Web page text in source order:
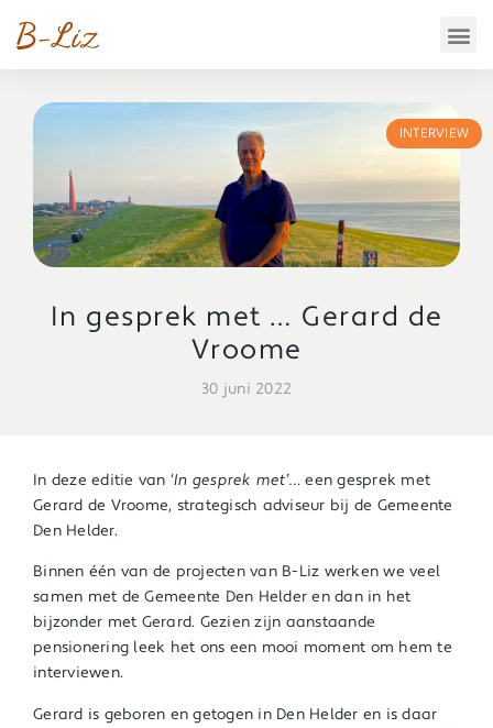
INTERVIEW
In gesprek met … Gerard de
Vroome
30 juni 2022
In deze editie van ‘In gesprek met’… een gesprek met
Gerard de Vroome, strategisch adviseur bij de Gemeente
Den Helder.
Binnen één van de projecten van B-Liz werken we veel
samen met de Gemeente Den Helder en dan in het
bijzonder met Gerard. Gezien zijn aanstaande
pensionering leek het ons een mooi moment om hem te
interviewen.
Gerard is geboren en getogen in Den Helder en is daar